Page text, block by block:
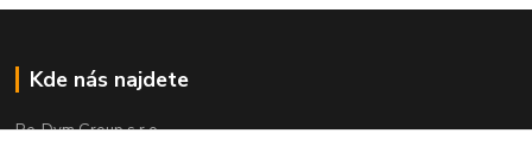
Kde nás najdete
Re-Dym Group s.r.o.